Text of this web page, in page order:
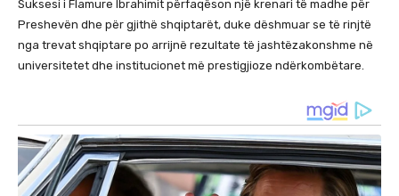
Suksesi i Flamure Ibrahimit përfaqëson një krenari të madhe për
Preshevën dhe për gjithë shqiptarët, duke dëshmuar se të rinjtë
nga trevat shqiptare po arrijnë rezultate të jashtëzakonshme në
universitetet dhe institucionet më prestigjioze ndërkombëtare.